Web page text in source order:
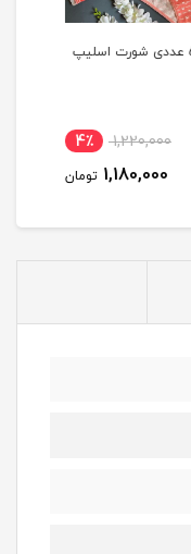
پک 5 عددی شورت اسلیپ
1,220,000 4٪
1,180,000 تومان